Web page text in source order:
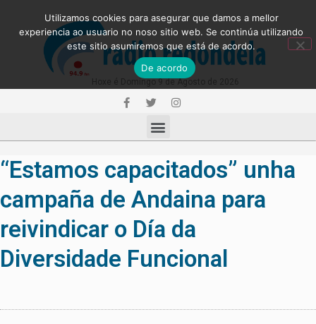
“Estamos capacitados” unha
campaña de Andaina para
reivindicar o Día da
Diversidade Funcional
Utilizamos cookies para asegurar que damos a mellor
experiencia ao usuario no noso sitio web. Se continúa utilizando
este sitio asumiremos que está de acordo.
De acordo